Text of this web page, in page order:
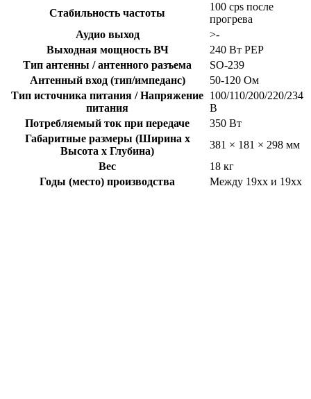
Стабильность частоты
100 cps после
прогрева
Аудио выход
>-
Выходная мощность ВЧ
240 Вт PEP
Тип антенны / антенного разъема
SO-239
Антенный вход (тип/импеданс)
50-120 Ом
Тип источника питания / Напряжение
питания
100/110/200/220/234
В
Потребляемый ток при передаче
350 Вт
Габаритные размеры (Ширина x
Высота x Глубина)
381 × 181 × 298 мм
Вес
18 кг
Годы (место) производства
Между 19xx и 19xx